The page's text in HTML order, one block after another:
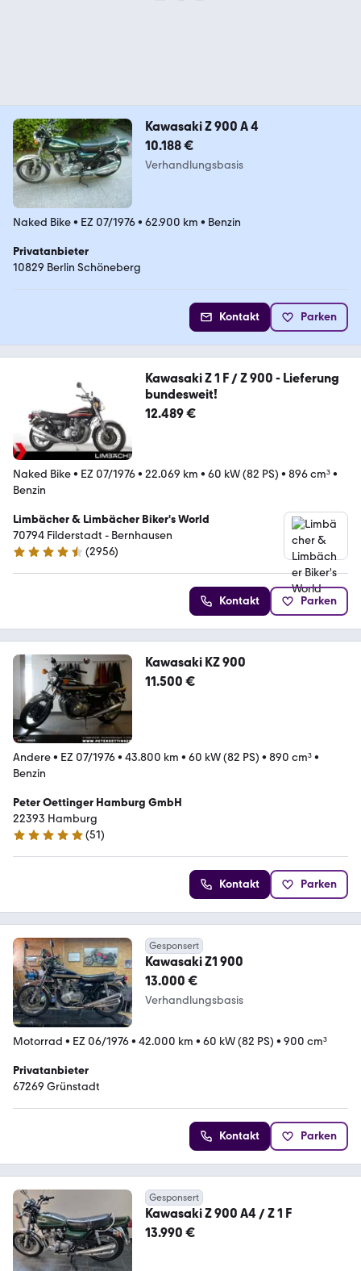
Kawasaki Z 900 A 4
10.188 €
Verhandlungsbasis
Naked Bike• EZ 07/1976• 62.900 km • Benzin
Privatanbieter
10829 Berlin Schöneberg
Kontakt Parken
Kawasaki Z 1 F / Z 900 - Lieferung
bundesweit!
12.489 €
Naked Bike• EZ 07/1976• 22.069 km • 60 kW (82 PS) • 896 cm³•
Benzin
Limbächer & Limbächer Biker's World
70794 Filderstadt - Bernhausen
4.7 Sterne
(2956)
Kontakt Parken
Kawasaki KZ 900
11.500 €
Andere• EZ 07/1976• 43.800 km • 60 kW (82 PS) • 890 cm³•
Benzin
Peter Oettinger Hamburg GmbH
22393 Hamburg
4.8 Sterne
(51)
Kontakt Parken
Gesponsert
Kawasaki Z1 900
13.000 €
Verhandlungsbasis
Motorrad • EZ 06/1976• 42.000 km • 60 kW (82 PS) • 900 cm³
Privatanbieter
67269 Grünstadt
Kontakt Parken
Gesponsert
Kawasaki Z 900 A4 / Z 1 F
13.990 €